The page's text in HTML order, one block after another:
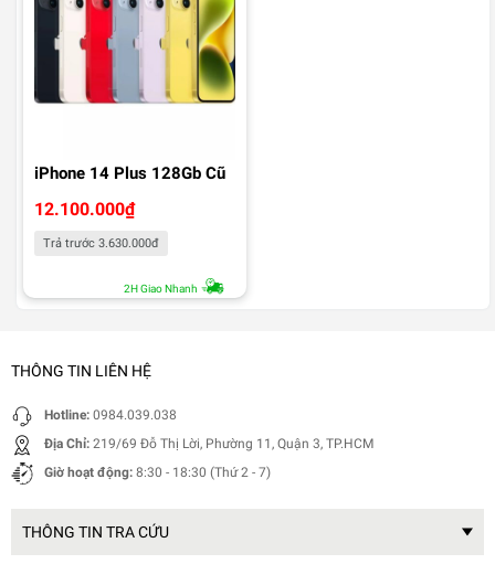
iPhone 14 Plus 128Gb Cũ
12.100.000₫
Trả trước 3.630.000đ
2H Giao Nhanh
THÔNG TIN LIÊN HỆ
Hotline: 0984.039.038
Địa Chỉ: 219/69 Đỗ Thị Lời, Phường 11, Quận 3, TP.HCM
Giờ hoạt động: 8:30 - 18:30 (Thứ 2 - 7)
THÔNG TIN TRA CỨU